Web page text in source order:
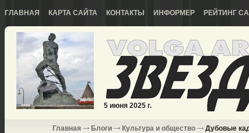
ГЛАВНАЯ КАРТА САЙТА КОНТАКТЫ ИНФОРМЕР РЕЙТИНГ
5 июня 2025 г.
Главная Блоги Культура и общество Дубовые